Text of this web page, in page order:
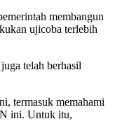
membangun
ujicoba terlebih
telah berhasil
termasuk memahami
ini. Untuk itu,